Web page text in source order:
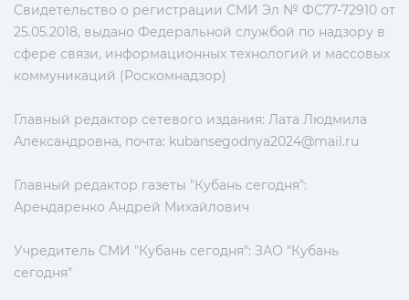
Свидетельство о регистрации СМИ Эл № ФС77-72910 от
25.05.2018, выдано Федеральной службой по надзору в
сфере связи, информационных технологий и массовых
коммуникаций (Роскомнадзор)
Главный редактор сетевого издания: Лата Людмила
Александровна, почта: kubansegodnya2024@mail.ru
Главный редактор газеты "Кубань сегодня":
Арендаренко Андрей Михайлович
Учредитель СМИ "Кубань сегодня": ЗАО "Кубань
сегодня"